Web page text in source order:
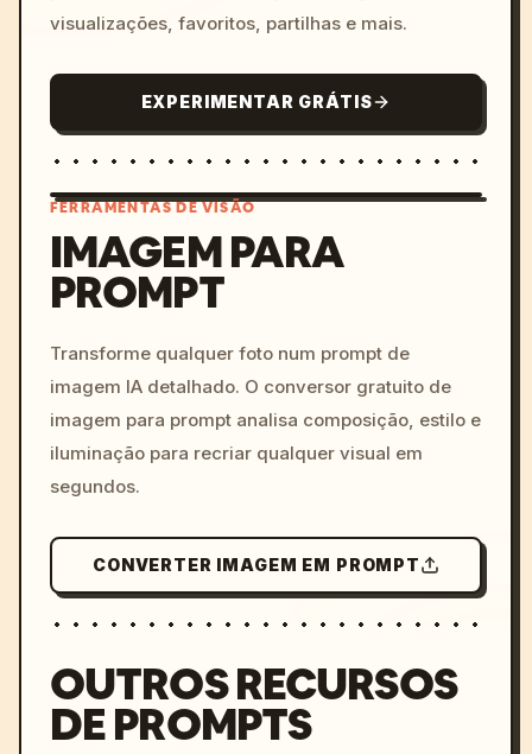
visualizações, favoritos, partilhas e mais.
EXPERIMENTAR GRÁTIS
colors, 8k --v 6.0
FERRAMENTAS DE VISÃO
IMAGEM PARA
PROMPT
Transforme qualquer foto num prompt de
imagem IA detalhado. O conversor gratuito de
imagem para prompt analisa composição, estilo e
iluminação para recriar qualquer visual em
segundos.
CONVERTER IMAGEM EM PROMPT
OUTROS RECURSOS
DE PROMPTS